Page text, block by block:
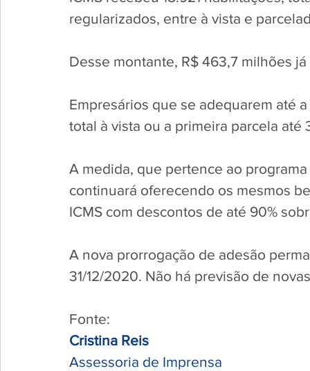
regularizados, entre à vista e
Desse montante, R$ 463,7 milhões
Empresários que se adequarem até
total à vista ou a primeira parcela
A medida, que pertence ao
continuará oferecendo os mesmos
ICMS com descontos de até 90%
A nova prorrogação de adesão
31/12/2020. Não há previsão de
Fonte:
Cristina Reis
Assessoria de Imprensa